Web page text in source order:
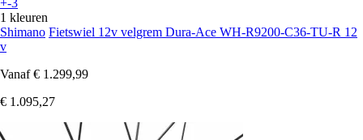
+-3
1 kleuren
Shimano Fietswiel 12v velgrem Dura-Ace WH-R9200-C36-TU-R 12
v
Vanaf € 1.299,99
€ 1.095,27